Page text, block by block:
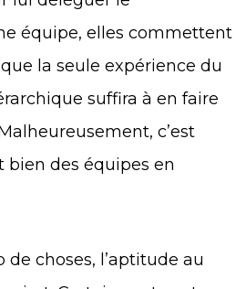
équipe, elles commettent
la seule expérience du
suffira à en faire
c’est
des équipes en
choses, l’aptitude au